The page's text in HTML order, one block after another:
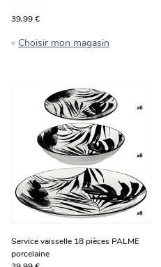
39,99 €
Choisir mon magasin
Service vaisselle 18 pièces PALME
porcelaine